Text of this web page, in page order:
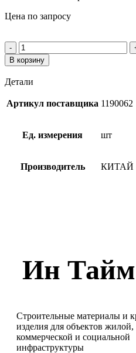
Цена по запросу
В корзину
Детали
Артикул поставщика 1190062
Ед. измерения шт
Производитель КИТАЙ
Ин Тайм
Строительные материалы и
изделия для объектов жилой,
коммерческой и социальной
инфраструктуры